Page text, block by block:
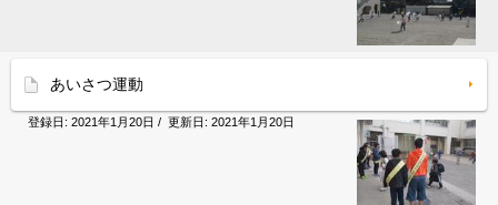
あいさつ運動
登録日: 2021年1月20日 / 更新日: 2021年1月20日